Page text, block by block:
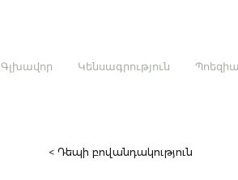
Գլխավոր Կենսագրություն Պոեզիա
< Դեպի բովանդակություն